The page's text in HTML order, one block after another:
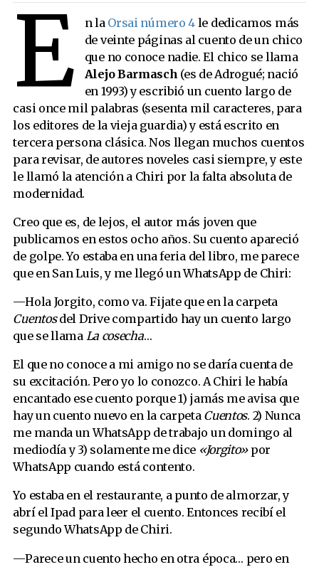
Cuento completo en Orsai Número 4
Voz Inicio cuento Alejo Barmarsch
Voz Whatsapp Chiri Basilis
E n la Orsai número 4 le dedicamos más
de veinte páginas al cuento de un chico
que no conoce nadie. El chico se llama
Alejo Barmasch (es de Adrogué; nació
en 1993) y escribió un cuento largo de
casi once mil palabras (sesenta mil caracteres, para
los editores de la vieja guardia) y está escrito en
tercera persona clásica. Nos llegan muchos cuentos
para revisar, de autores noveles casi siempre, y este
le llamó la atención a Chiri por la falta absoluta de
modernidad.
Creo que es, de lejos, el autor más joven que
publicamos en estos ocho años. Su cuento apareció
de golpe. Yo estaba en una feria del libro, me parece
que en San Luis, y me llegó un WhatsApp de Chiri:
—Hola Jorgito, como va. Fijate que en la carpeta
Cuentosdel Drive compartido hay un cuento largo
que se llama La cosecha…
El que no conoce a mi amigo no se daría cuenta de
su excitación. Pero yo lo conozco. A Chiri le había
encantado ese cuento porque 1) jamás me avisa que
hay un cuento nuevo en la carpeta Cuentos. 2) Nunca
me manda un WhatsApp de trabajo un domingo al
mediodía y 3) solamente me dice «Jorgito»por
WhatsApp cuando está contento.
Yo estaba en el restaurante, a punto de almorzar, y
abrí el Ipad para leer el cuento. Entonces recibí el
segundo WhatsApp de Chiri.
—Parece un cuento hecho en otra época… pero en